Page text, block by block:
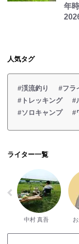
年
人気タグ
#渓流釣り #フラ
#トレッキング
#
#ソロキャンプ
#
ライター一覧
中村 真吾